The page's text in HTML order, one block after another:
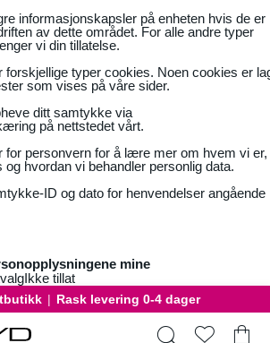
informasjonskapsler på enheten hvis de er
av dette området. For alle andre typer
vi din tillatelse.
forskjellige typer cookies. Noen cookies er
som vises på våre sider.
ditt samtykke via
på nettstedet vårt.
for personvern for å lære mer om hvem vi er,
hvordan vi behandler personlig data.
ID og dato for henvendelser angående
mine
Ikke tillat
| Rask levering 0-4 dager